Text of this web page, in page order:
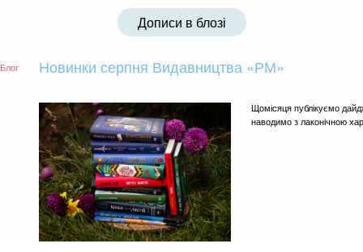
Дописи в блозі
Блог Новинки серпня Видавництва «РМ»
Щомісяця публікуємо
наводимо з лаконічною